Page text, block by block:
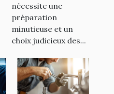
nécessite une
préparation
minutieuse et un
choix judicieux des...